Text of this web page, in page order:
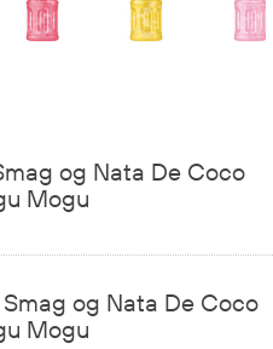
og Nata De Coco
Mogu
og Nata De Coco
Mogu